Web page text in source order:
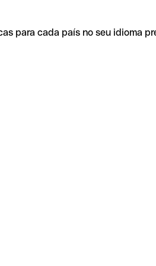
para cada país no seu idioma